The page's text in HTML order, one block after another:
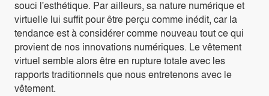
souci l'esthétique. Par ailleurs, sa nature numérique et
virtuelle lui suffit pour être perçu comme inédit, car la
tendance est à considérer comme nouveau tout ce qui
provient de nos innovations numériques. Le vêtement
virtuel semble alors être en rupture totale avec les
rapports traditionnels que nous entretenons avec le
vêtement.